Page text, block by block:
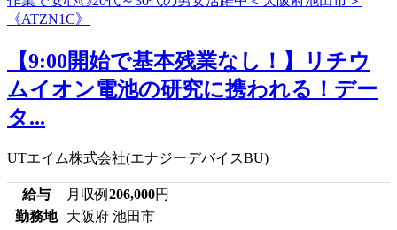
【9:00開始で基本残業なし！】リチウ
ムイオン電池の研究に携われる！デー
タ...
UTエイム株式会社(エナジーデバイスBU)
給与 月収例 206,000円
勤務地
大阪府 池田市